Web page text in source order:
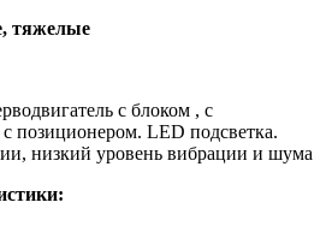
тяжелые
с блоком , с
с позиционером. LED подсветка.
низкий уровень вибрации и шума